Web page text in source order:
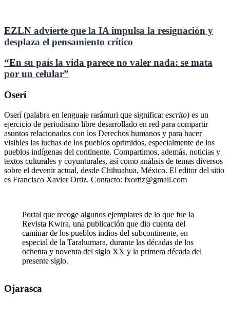
EZLN advierte que la IA impulsa la resignación y
desplaza el pensamiento crítico
“En su país la vida parece no valer nada: se mata
por un celular”
Oserí
Oserí (palabra en lenguaje rarámuri que significa: escrito) es un
ejercicio de periodismo libre desarrollado en red para compartir
asuntos relacionados con los Derechos humanos y para hacer
visibles las luchas de los pueblos oprimidos, especialmente de los
pueblos indígenas del continente. Compartimos, además, noticias y
textos culturales y coyunturales, así como análisis de temas diversos
sobre el devenir actual, desde Chihuahua, México. El editor del sitio
es Francisco Xavier Ortiz. Contacto: fxortiz@gmail.com
Portal que recoge algunos ejemplares de lo que fue la
Revista Kwira, una publicación que dio cuenta del
caminar de los pueblos indios del subcontinente, en
especial de la Tarahumara, durante las décadas de los
ochenta y noventa del siglo XX y la primera década del
presente siglo.
Ojarasca